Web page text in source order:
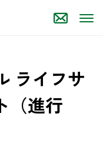
ライフサ
（進行